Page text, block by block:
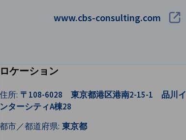
www.cbs-consulting.com
ロケーション
住所: 〒108-6028 東京都港区港南2-15-1 品川イ
ンターシティA棟28
都市／都道府県: 東京都